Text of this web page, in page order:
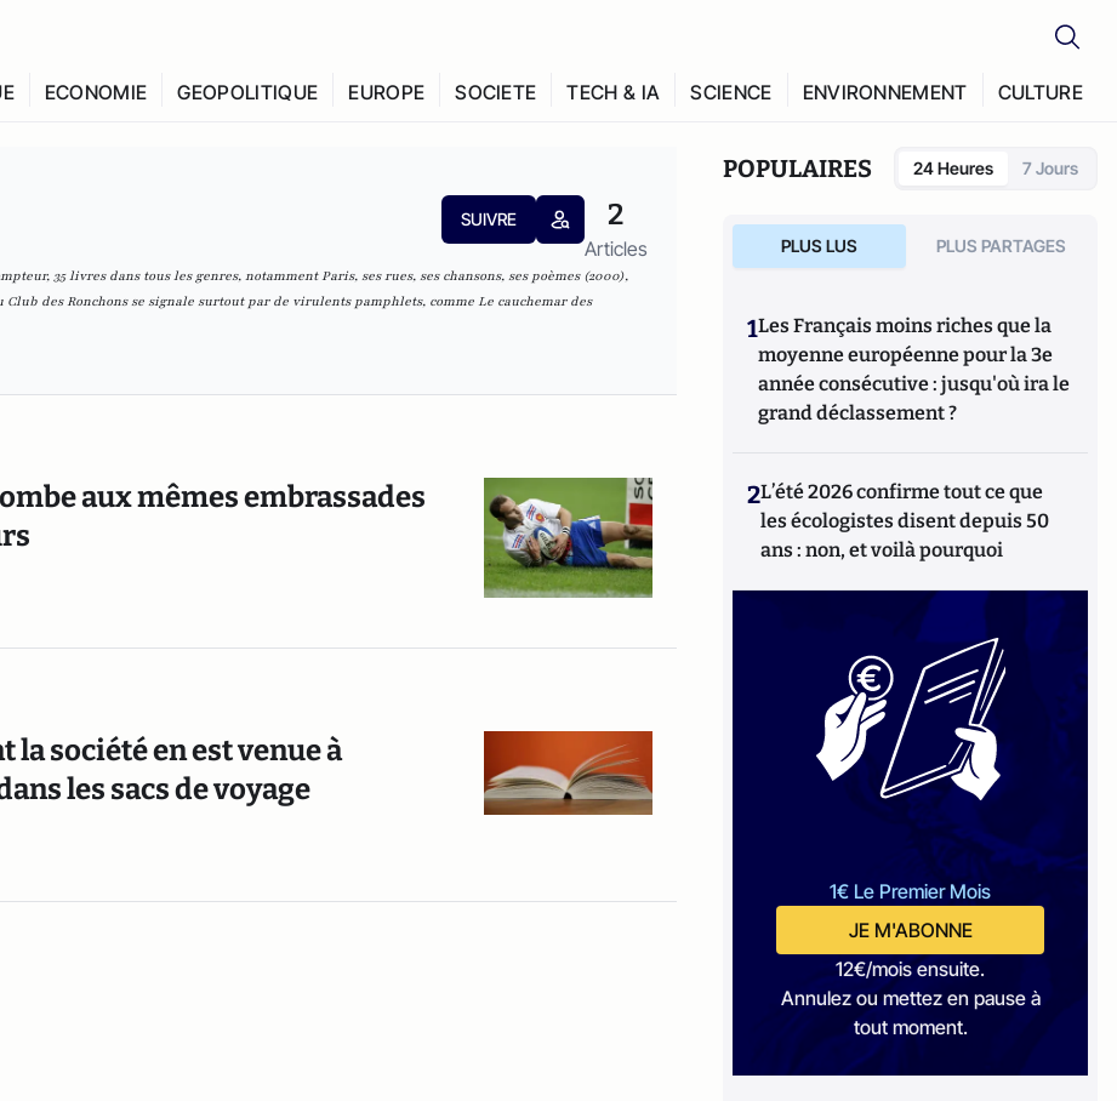
ECONOMIE GEOPOLITIQUE EUROPE SOCIETE TECH & IA SCIENCE ENVIRONNEMENT CULTURE
SUIVRE 2
Articles
35 livres dans tous les genres, notammentParis, ses rues, ses chansons, ses poèmes(2000),
des Ronchons se signale surtout par de virulents pamphlets, comme Le cauchemar des
aux mêmes embrassades
société en est venue à
les sacs de voyage
POPULAIRES 24 Heures 7 Jours
PLUS LUS PLUS PARTAGES
1Les Français moins riches que la
moyenne européenne pour la 3e
année consécutive : jusqu'où ira le
grand déclassement ?
2L’été 2026 confirme tout ce que
les écologistes disent depuis 50
ans : non, et voilà pourquoi
1€ Le Premier Mois
JE M'ABONNE
12€/mois ensuite.
Annulez ou mettez en pause à
tout moment.